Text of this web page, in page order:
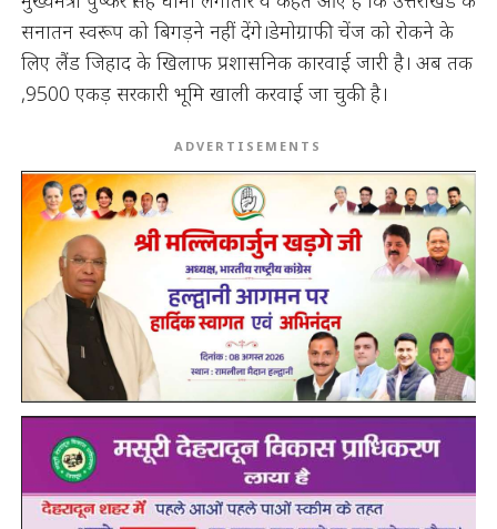
सनातन स्वरूप को बिगड़ने नहीं देंगे।डेमोग्राफी चेंज को रोकने के
लिए लैंड जिहाद के खिलाफ प्रशासनिक कारवाई जारी है। अब तक
,9500 एकड़ सरकारी भूमि खाली करवाई जा चुकी है।
ADVERTISEMENTS